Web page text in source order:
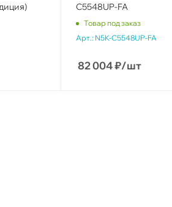
C5548UP-FA
Товар под заказ
Арт.: N5K-C5548UP-FA
82 004₽/шт